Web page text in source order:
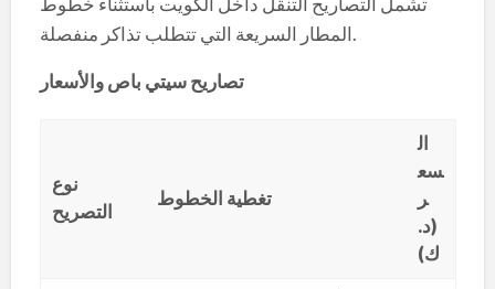
المطار السريعة التي تتطلب تذاكر منفصلة.
تصاريح سيتي باص والأسعار
نوع
التصريح
تغطية الخطوط
ال
سع
ر
(د.
ك)